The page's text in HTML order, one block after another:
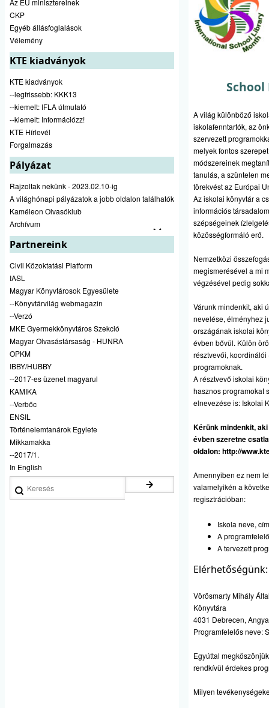
Az EU minisztereinek
CKP
Egyéb állásfoglalások
Vélemény
KTE kiadványok
KTE kiadványok
--legfrissebb: KKK13
--kiemelt: IFLA útmutató
--kiemelt: Információzz!
KTE Hírlevél
Forgalmazás
Pályázat
Rajzoltak nekünk - 2023.02.10-ig
A világhónapi pályázatok a jobb oldalon találhatók
Kaméleon Olvasóklub
Archívum
Partnereink
Civil Közoktatási Platform
IASL
Magyar Könyvtárosok Egyesülete
--Könyvtárvilág webmagazin
--Verzó
MKE Gyermekkönyvtáros Szekció
Magyar Olvasástársaság - HUNRA
OPKM
IBBY/HUBBY
--2017-es üzenet magyarul
KAMIKA
--Verbőc
ENSIL
Történelemtanárok Egylete
Mikkamakka
--2017/1.
In English
A világ különböző
iskolafenntartók, az
szervezett
melyek fontos
módszereinek
tanulás, a szüntelen
törekvést az Európai
Az iskolai könyvtár a
információs
szépségeinek
közösségformáló erő.
Nemzetközi
megismerésével a mi
végzésével pedig
Várunk mindenkit, aki
nevelése, élményhez
országának iskolai
évben bővül. Külön
résztvevői, koordinálói
programoknak.
A résztvevő iskolai
hasznos programokat
elnevezése is: Iskolai
Kérünk mindenkit,
évben szeretne
oldalon: http://
Amennyiben ez nem
valamelyikén a
regisztrációban:
Iskola neve,
A
A tervezett
Elérhetőségünk:
Vörösmarty Mihály
Könyvtára
4031 Debrecen,
Programfelelős neve:
Egyúttal
rendkívül érdekes
Milyen